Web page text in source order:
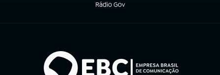
Rádio Gov
(abre em nova aba)